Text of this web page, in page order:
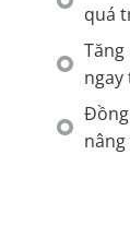
quá
ngay